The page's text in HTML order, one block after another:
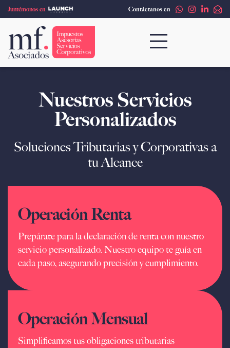
al
Juntémonos en Contáctanos en
Nuestros Servicios
Personalizados
Soluciones Tributarias y Corporativas a
tu Alcance
Operación Renta
Prepárate para la declaración de renta con nuestro
servicio personalizado. Nuestro equipo te guía en
cada paso, asegurando precisión y cumplimiento.
Operación Mensual
Simplificamos tus obligaciones tributarias